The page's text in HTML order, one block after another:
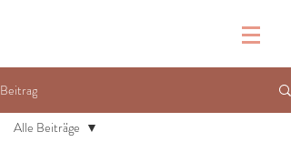
Beitrag
Alle Beiträge